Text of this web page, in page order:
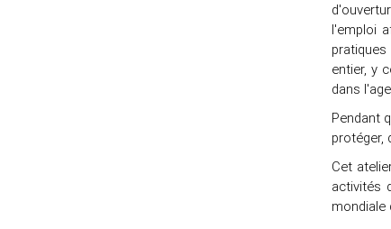
l'emploi
entier, y
dans
Pendant
protéger,
Cet
activités
mondiale